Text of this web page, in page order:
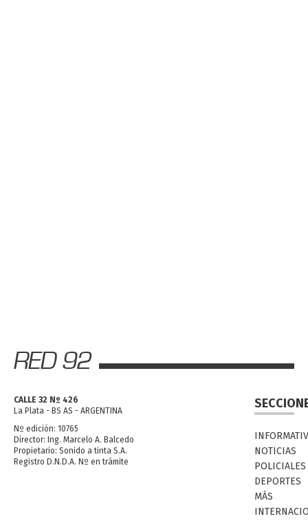
CALLE 32 Nº 426
La Plata - BS AS - ARGENTINA
Nº edición: 10765
Director: Ing. Marcelo A. Balcedo
Propietario: Sonido a tinta S.A.
Registro D.N.D.A. Nº en trámite
NOTICIAS
POLICIALES
DEPORTES
MÁS